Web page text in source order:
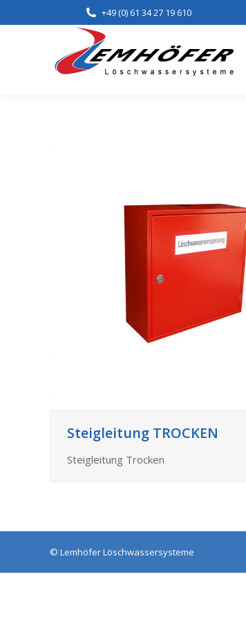
+49 (0) 61 34 27 19 610
Steigleitung TROCKEN
Steigleitung Trocken
© Lemhöfer Löschwassersysteme
Home